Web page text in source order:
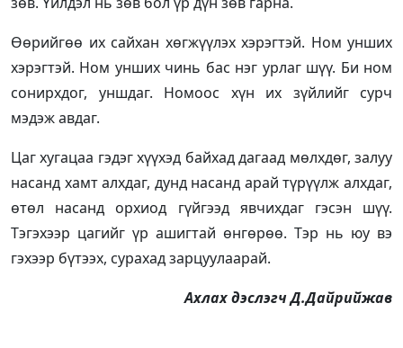
Өөрийгөө их сайхан хөгжүүлэх хэрэгтэй. Ном унших
хэрэгтэй. Ном унших чинь бас нэг урлаг шүү. Би ном
сонирхдог, уншдаг. Номоос хүн их зүйлийг сурч
мэдэж авдаг.
Цаг хугацаа гэдэг хүүхэд байхад дагаад мөлхдөг, залуу
насанд хамт алхдаг, дунд насанд арай түрүүлж алхдаг,
өтөл насанд орхиод гүйгээд явчихдаг гэсэн шүү.
Тэгэхээр цагийг үр ашигтай өнгөрөө. Тэр нь юу вэ
гэхээр бүтээх, сурахад зарцуулаарай.
Ахлах дэслэгч Д.Дайрийжав